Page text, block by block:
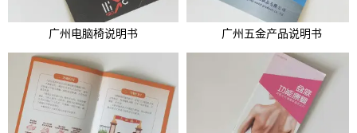
广州电脑椅说明书 广州五金产品说明书